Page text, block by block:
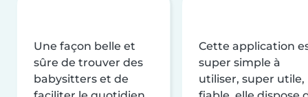
Une façon belle et
sûre de trouver des
babysitters et de
Cette application
super simple à
utiliser, super utile,